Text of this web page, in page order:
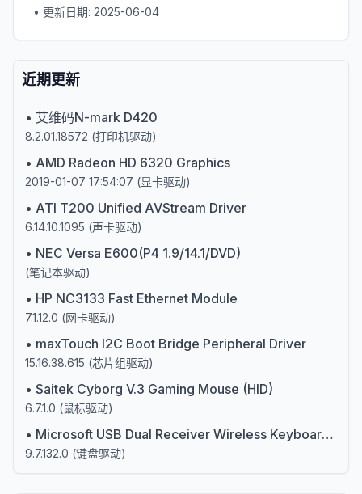
• 更新日期: 2025-06-04
近期更新
• 艾维码N-mark D420
8.2.01.18572 (打印机驱动)
• AMD Radeon HD 6320 Graphics
2019-01-07 17:54:07 (显卡驱动)
• ATI T200 Unified AVStream Driver
6.14.10.1095 (声卡驱动)
• NEC Versa E600(P4 1.9/14.1/DVD)
(笔记本驱动)
• HP NC3133 Fast Ethernet Module
7.1.12.0 (网卡驱动)
• maxTouch I2C Boot Bridge Peripheral Driver
15.16.38.615 (芯片组驱动)
• Saitek Cyborg V.3 Gaming Mouse (HID)
6.7.1.0 (鼠标驱动)
• Microsoft USB Dual Receiver Wireless Keyboard (106/109) (Mouse and Keyboard Center)
9.7.132.0 (键盘驱动)